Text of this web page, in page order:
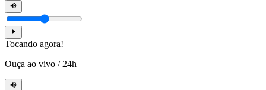
Tocando agora!
Ouça ao vivo /24h